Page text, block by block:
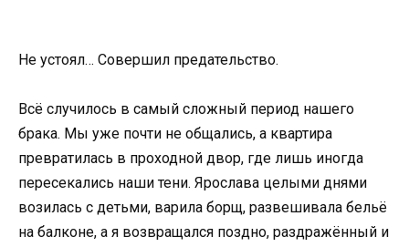
Не устоял… Совершил предательство.
Всё случилось в самый сложный период нашего
брака. Мы уже почти не общались, а квартира
превратилась в проходной двор, где лишь иногда
пересекались наши тени. Ярослава целыми днями
возилась с детьми, варила борщ, развешивала бельё
на балконе, а я возвращался поздно, раздражённый и